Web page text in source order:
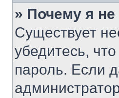
» Почему я не
Существует
убедитесь,
пароль. Если